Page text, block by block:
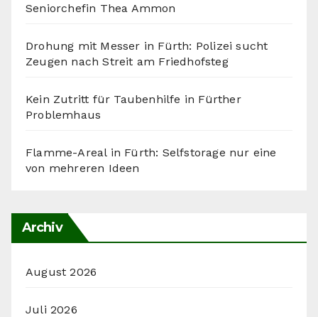
Seniorchefin Thea Ammon
Drohung mit Messer in Fürth: Polizei sucht
Zeugen nach Streit am Friedhofsteg
Kein Zutritt für Taubenhilfe in Fürther
Problemhaus
Flamme-Areal in Fürth: Selfstorage nur eine
von mehreren Ideen
Archiv
August 2026
Juli 2026